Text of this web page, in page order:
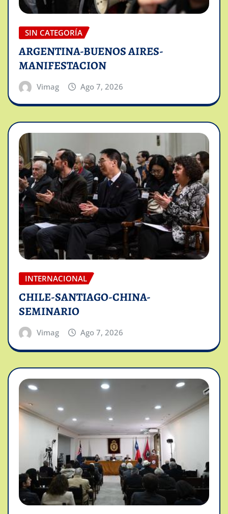
SIN CATEGORÍA
ARGENTINA-BUENOS AIRES-
MANIFESTACION
Vimag Ago 7, 2026
INTERNACIONAL
CHILE-SANTIAGO-CHINA-
SEMINARIO
Vimag Ago 7, 2026